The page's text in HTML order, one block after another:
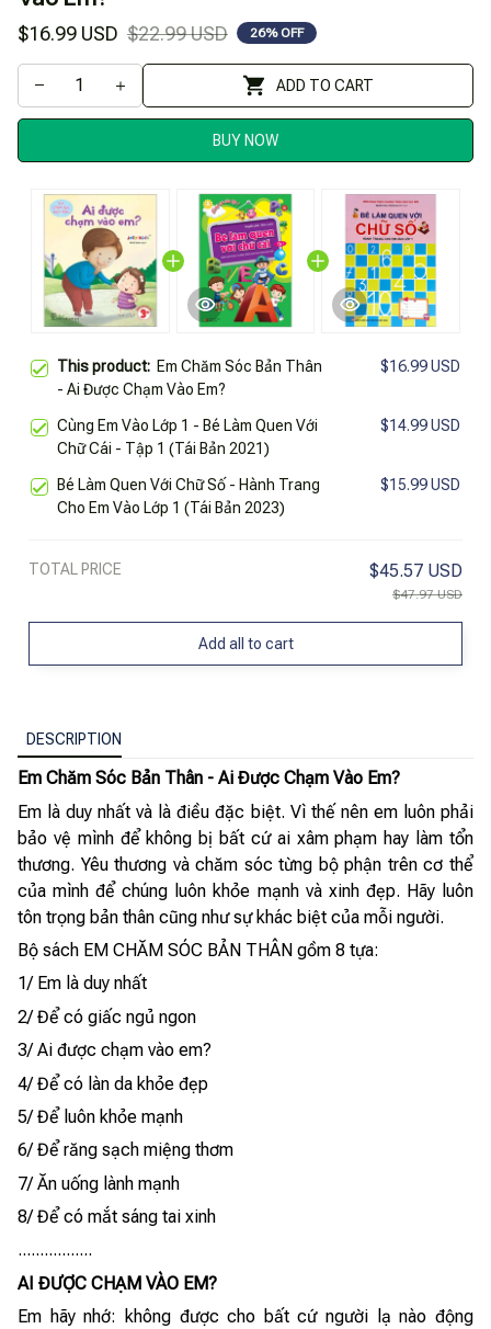
$16.99 USD $22.99 USD 26% OFF
ADD TO CART
BUY NOW
This product: Em Chăm Sóc Bản Thân
- Ai Được Chạm Vào Em?
$16.99 USD
Cùng Em Vào Lớp 1 - Bé Làm Quen Với
Chữ Cái - Tập 1 (Tái Bản 2021)
$14.99 USD
Bé Làm Quen Với Chữ Số - Hành Trang
Cho Em Vào Lớp 1 (Tái Bản 2023)
$15.99 USD
TOTAL PRICE $45.57 USD
$47.97 USD
Add all to cart
DESCRIPTION
Em Chăm Sóc Bản Thân - Ai Được Chạm Vào Em?
Em là duy nhất và là điều đặc biệt. Vì thế nên em luôn phải
bảo vệ mình để không bị bất cứ ai xâm phạm hay làm tổn
thương. Yêu thương và chăm sóc từng bộ phận trên cơ thể
của mình để chúng luôn khỏe mạnh và xinh đẹp. Hãy luôn
tôn trọng bản thân cũng như sự khác biệt của mỗi người.
Bộ sách EM CHĂM SÓC BẢN THÂN gồm 8 tựa:
1/ Em là duy nhất
2/ Để có giấc ngủ ngon
3/ Ai được chạm vào em?
4/ Để có làn da khỏe đẹp
5/ Để luôn khỏe mạnh
6/ Để răng sạch miệng thơm
7/ Ăn uống lành mạnh
8/ Để có mắt sáng tai xinh
.................
AI ĐƯỢC CHẠM VÀO EM?
Em hãy nhớ: không được cho bất cứ người lạ nào động